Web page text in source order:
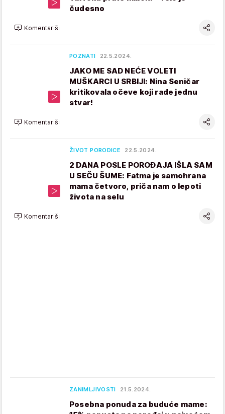
čudesno
Komentariši
POZNATI 22.5.2024.
JAKO ME SAD NEĆE VOLETI
MUŠKARCI U SRBIJI: Nina Seničar
kritikovala očeve koji rade jednu
stvar!
Komentariši
ŽIVOT PORODICE 22.5.2024.
2 DANA POSLE POROĐAJA IŠLA SAM
U SEČU ŠUME: Fatma je samohrana
mama četvoro, priča nam o lepoti
života na selu
Komentariši
ZANIMLJIVOSTI 21.5.2024.
Posebna ponuda za buduće mame: